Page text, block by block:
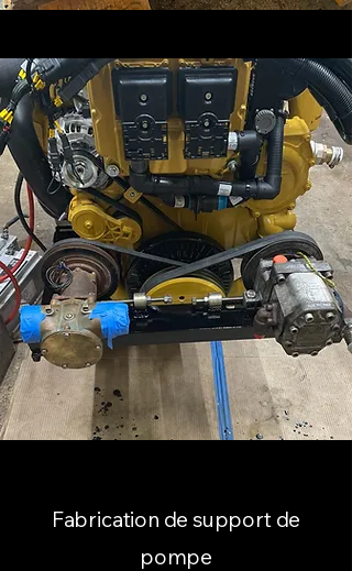
Fabrication de support de
pompe